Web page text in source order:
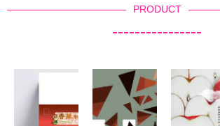
PRODUCT
----------------